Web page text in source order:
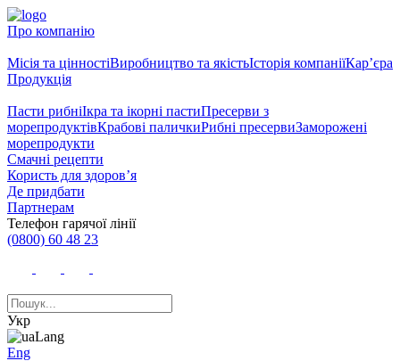
Про компанію
Місія та цінностіВиробництво та якістьІсторія компаніїКар’єра
Продукція
Пасти рибніІкра та ікорні пастиПресерви з
морепродуктівКрабові паличкиРибні пресервиЗаморожені
морепродукти
Смачні рецепти
Користь для здоров’я
Де придбати
Партнерам
Телефон гарячої лінії
(0800) 60 48 23
Укр
Eng